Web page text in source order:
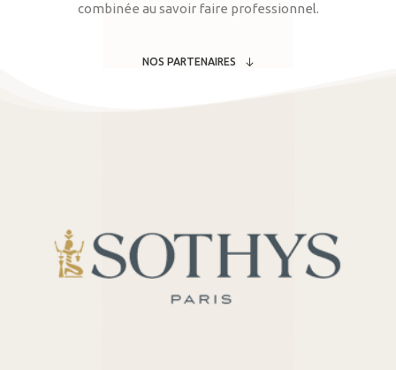
combinée au savoir faire professionnel.
NOS PARTENAIRES